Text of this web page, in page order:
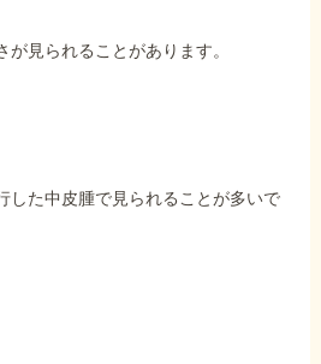
見られることがあります。
した中皮腫で見られることが多いで